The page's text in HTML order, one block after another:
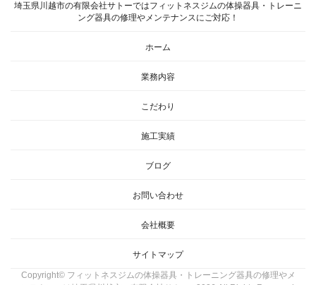
埼玉県川越市の有限会社サトーではフィットネスジムの体操器具・トレーニ
ング器具の修理やメンテナンスにご対応！
ホーム
業務内容
こだわり
施工実績
ブログ
お問い合わせ
会社概要
サイトマップ
Copyright© フィットネスジムの体操器具・トレーニング器具の修理やメ